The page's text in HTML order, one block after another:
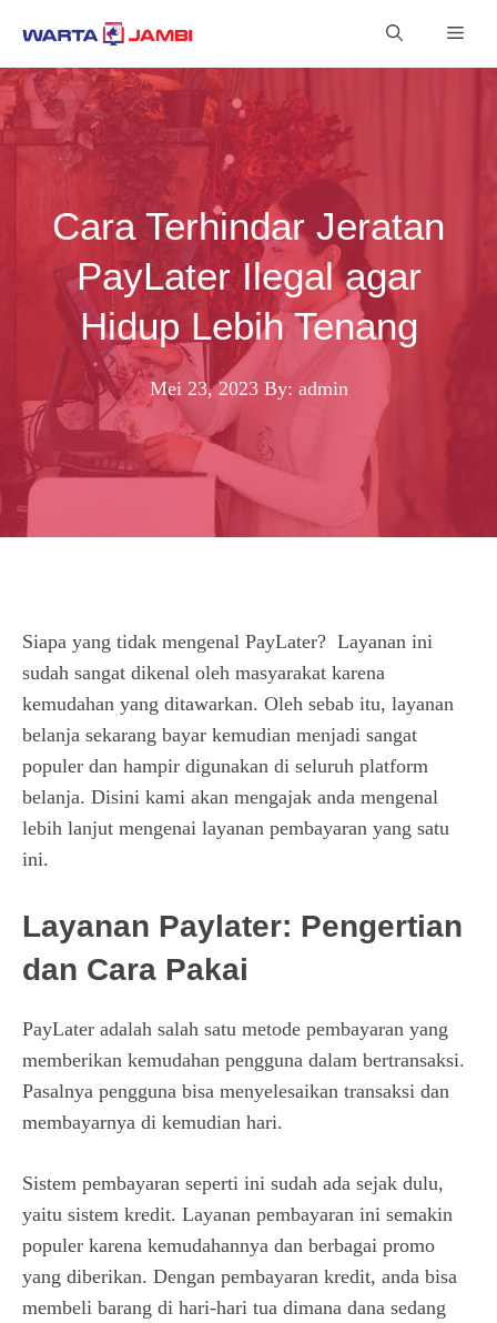
isi
Cara Terhindar Jeratan
PayLater Ilegal agar
Hidup Lebih Tenang
Mei 23, 2023 By: admin
Siapa yang tidak mengenal PayLater? Layanan ini
sudah sangat dikenal oleh masyarakat karena
kemudahan yang ditawarkan. Oleh sebab itu, layanan
belanja sekarang bayar kemudian menjadi sangat
populer dan hampir digunakan di seluruh platform
belanja. Disini kami akan mengajak anda mengenal
lebih lanjut mengenai layanan pembayaran yang satu
ini.
Layanan Paylater: Pengertian
dan Cara Pakai
PayLater adalah salah satu metode pembayaran yang
memberikan kemudahan pengguna dalam bertransaksi.
Pasalnya pengguna bisa menyelesaikan transaksi dan
membayarnya di kemudian hari.
Sistem pembayaran seperti ini sudah ada sejak dulu,
yaitu sistem kredit. Layanan pembayaran ini semakin
populer karena kemudahannya dan berbagai promo
yang diberikan. Dengan pembayaran kredit, anda bisa
membeli barang di hari-hari tua dimana dana sedang